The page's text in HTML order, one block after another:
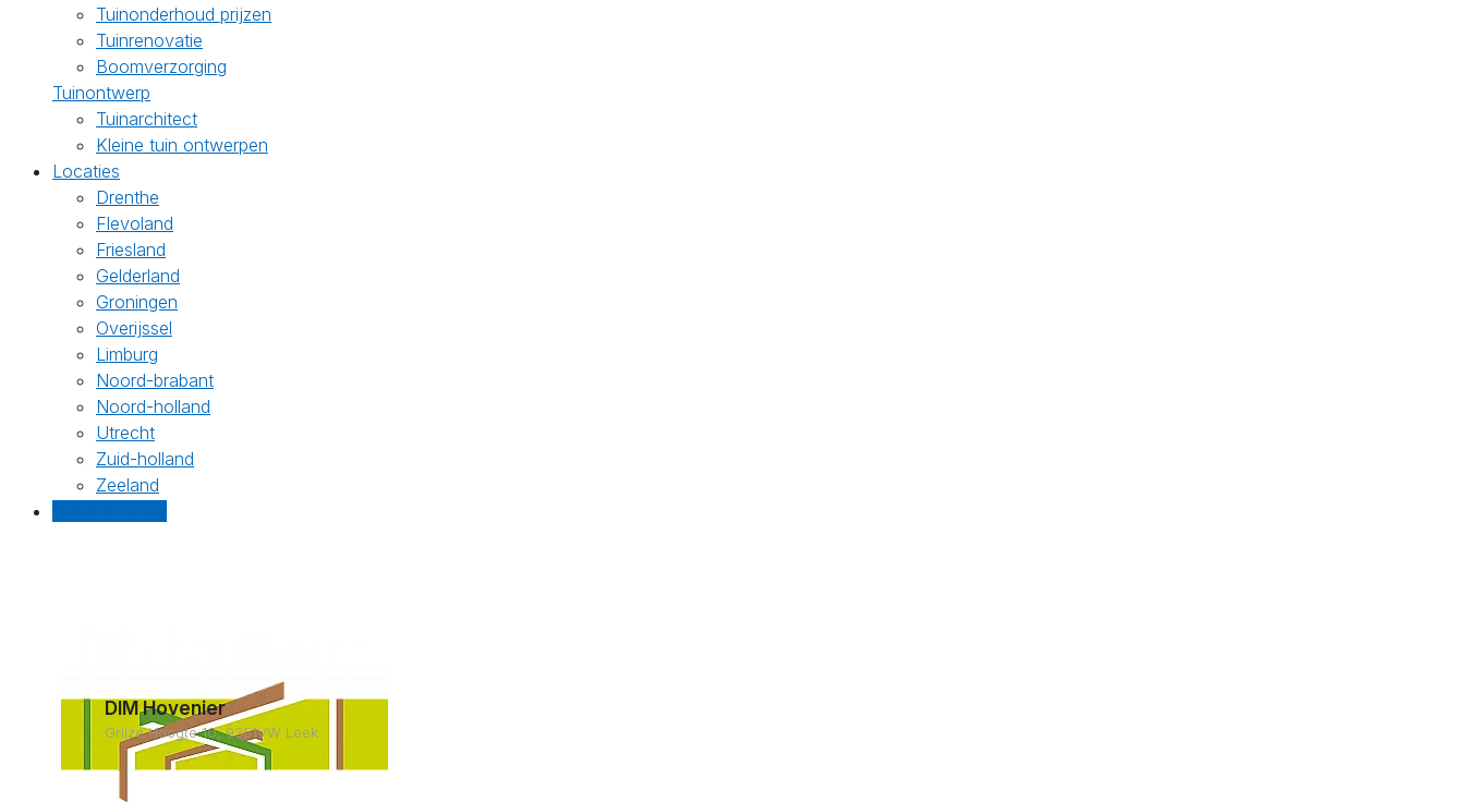
Tuinonderhoud prijzen
Tuinrenovatie
Boomverzorging
Tuinontwerp
Tuinarchitect
Kleine tuin ontwerpen
Locaties
Drenthe
Flevoland
Friesland
Gelderland
Groningen
Overijssel
Limburg
Noord-brabant
Noord-holland
Utrecht
Zuid-holland
Zeeland
DIM Hovenier
Grijze Hoogte 10, 9351VW Leek